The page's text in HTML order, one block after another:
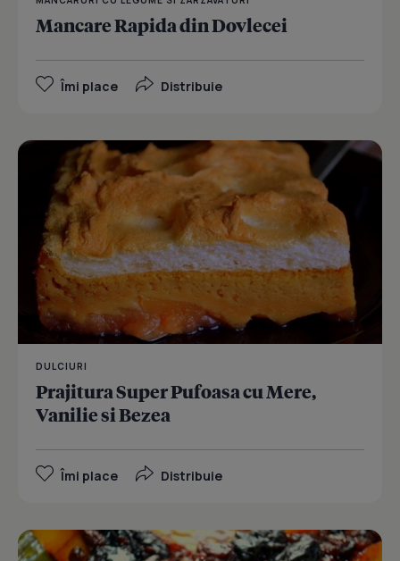
Mancare Rapida din Dovlecei
Îmi place Distribuie
DULCIURI
Prajitura Super Pufoasa cu Mere,
Vanilie si Bezea
Îmi place Distribuie